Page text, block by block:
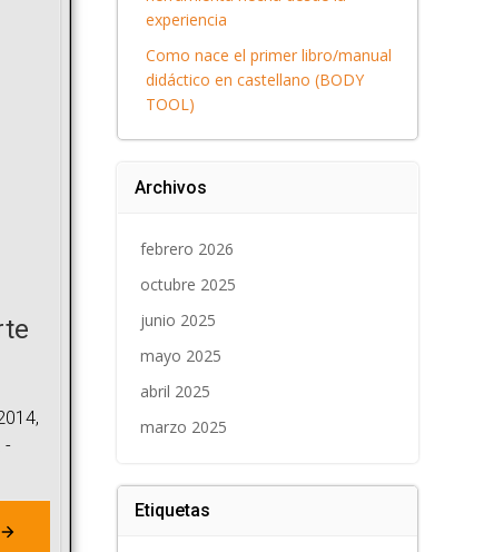
-
experiencia
Como nace el primer libro/manual
didáctico en castellano (BODY
TOOL)
Archivos
febrero 2026
octubre 2025
junio 2025
mayo 2025
abril 2025
marzo 2025
Etiquetas